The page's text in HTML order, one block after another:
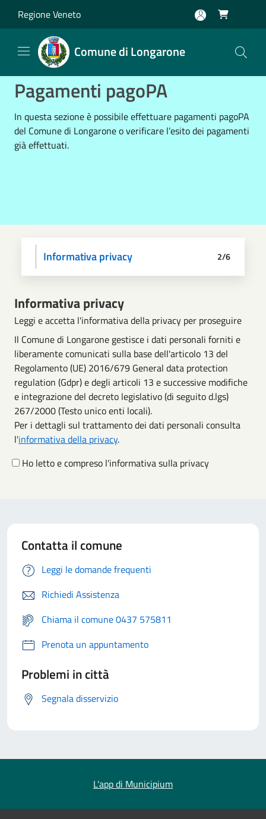
Regione Veneto 
Comune di Longarone
Pagamenti pagoPA
In questa sezione è possibile effettuare pagamenti pagoPA
del Comune di Longarone o verificare l’esito dei pagamenti
già effettuati.
Scegli operazione
Informativa privacy
Scegli il pagamento
Dati anagrafici
Paga
Riepilogo 2/6
Informativa privacy
Leggi e accetta l'informativa della privacy per proseguire
Il Comune di Longarone gestisce i dati personali forniti e
liberamente comunicati sulla base dell'articolo 13 del
Regolamento (UE) 2016/679 General data protection
regulation (Gdpr) e degli articoli 13 e successive modifiche
e integrazione del decreto legislativo (di seguito d.lgs)
267/2000 (Testo unico enti locali).
Per i dettagli sul trattamento dei dati personali consulta
l'informativa della privacy.
Ho letto e compreso l'informativa sulla privacy
Contatta il comune
Leggi le domande frequenti
Richiedi Assistenza
Chiama il comune 0437 575811
Prenota un appuntamento
Problemi in città
Segnala disservizio
L'app di Municipium